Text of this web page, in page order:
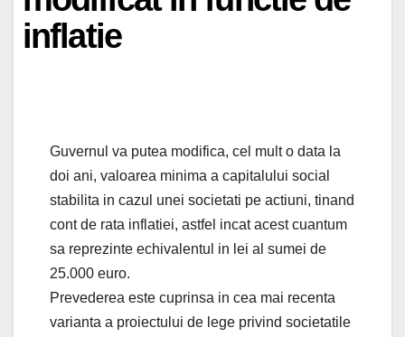
inflatie
Guvernul va putea modifica, cel mult o data la
doi ani, valoarea minima a capitalului social
stabilita in cazul unei societati pe actiuni, tinand
cont de rata inflatiei, astfel incat acest cuantum
sa reprezinte echivalentul in lei al sumei de
25.000 euro.
Prevederea este cuprinsa in cea mai recenta
varianta a proiectului de lege privind societatile